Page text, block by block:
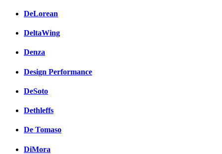
DeLorean
DeltaWing
Denza
Design Performance
DeSoto
Dethleffs
De Tomaso
DiMora